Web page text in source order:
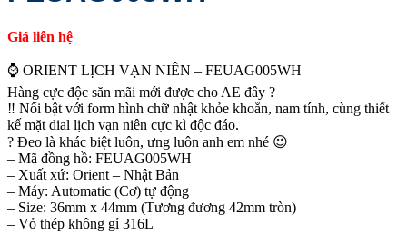
Giá liên hệ
⌚️ ORIENT LỊCH VẠN NIÊN – FEUAG005WH
Hàng cực độc săn mãi mới được cho AE đây ?
‼ Nổi bật với form hình chữ nhật khỏe khoắn, nam tính, cùng thiết
kế mặt dial lịch vạn niên cực kì độc đáo.
? Đeo là khác biệt luôn, ưng luôn anh em nhé 😉
– Mã đồng hồ: FEUAG005WH
– Xuất xứ: Orient – Nhật Bản
– Máy: Automatic (Cơ) tự động
– Size: 36mm x 44mm (Tương đương 42mm tròn)
– Vỏ thép không gỉ 316L